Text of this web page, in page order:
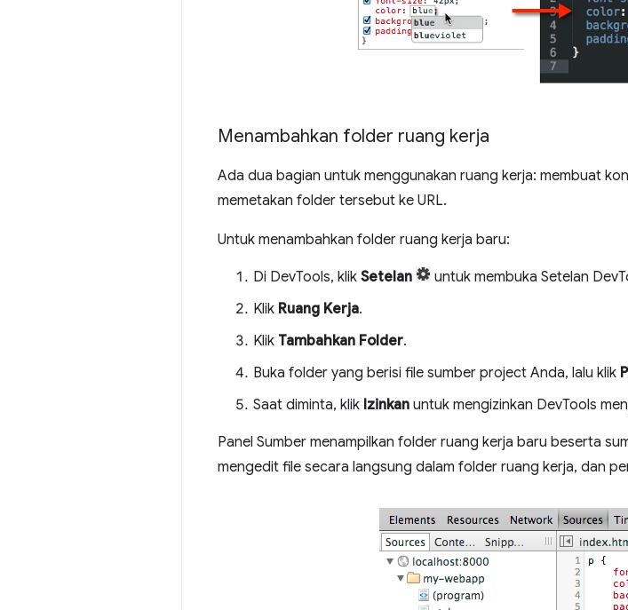
Menambahkan folder ruang kerja
Ada dua bagian untuk menggunakan ruang kerja: membuat
memetakan folder tersebut ke URL.
Untuk menambahkan folder ruang kerja baru:
Di DevTools, klik Setelan
untuk membuka Setelan
Klik Ruang Kerja.
Klik Tambahkan Folder.
Buka folder yang berisi file sumber project Anda, lalu klik
Saat diminta, klik Izinkan untuk mengizinkan DevTools
Panel Sumber menampilkan folder ruang kerja baru beserta
mengedit file secara langsung dalam folder ruang kerja, dan